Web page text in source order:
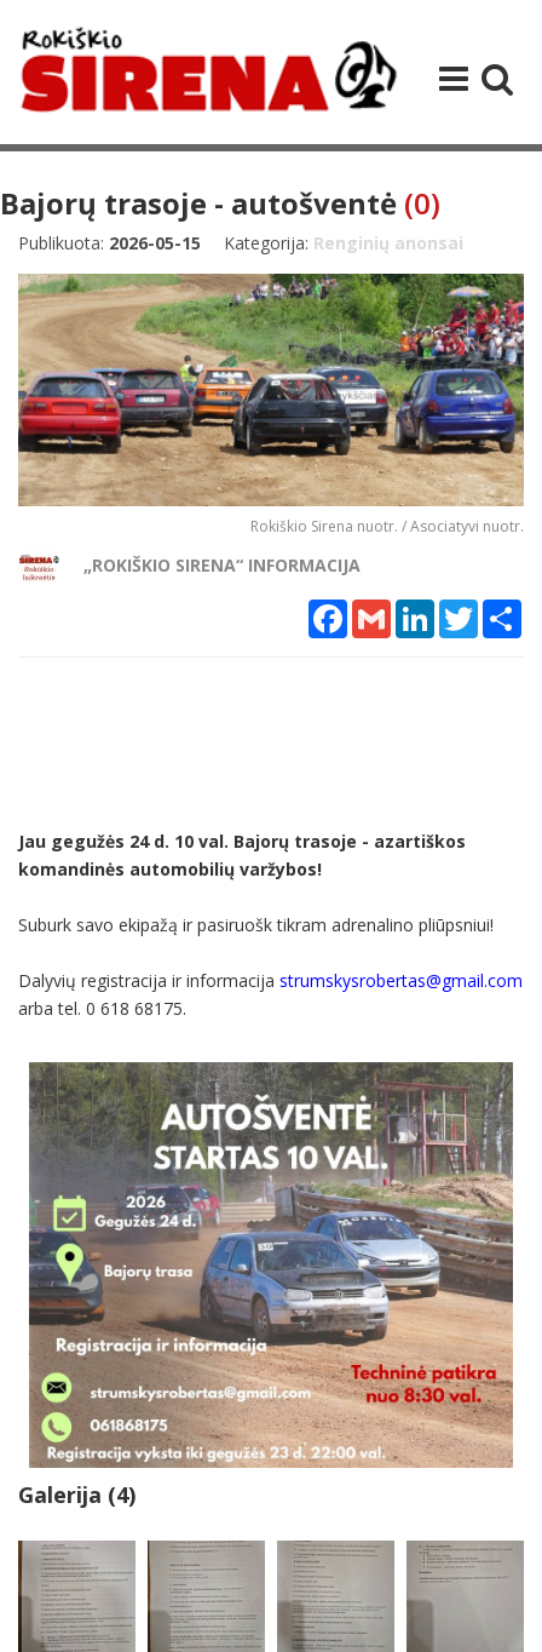
Bajorų trasoje - autošventė (0)
Publikuota: 2026-05-15 Kategorija: Renginių anonsai
Rokiškio Sirena nuotr. / Asociatyvi nuotr.
„ROKIŠKIO SIRENA“ INFORMACIJA
Facebook
Gmail LinkedInTwitter
Jau gegužės 24 d. 10 val. Bajorų trasoje - azartiškos
komandinės automobilių varžybos!
Suburk savo ekipažą ir pasiruošk tikram adrenalino pliūpsniui!
Dalyvių registracija ir informacija strumskysrobertas@gmail.com
arba tel. 0 618 68175.
Galerija (4)